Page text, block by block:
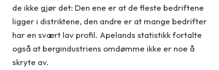
de ikke gjør det: Den ene er at de fleste bedriftene
ligger i distriktene, den andre er at mange bedrifter
har en svært lav profil. Apelands statistikk fortalte
også at bergindustriens omdømme ikke er noe å
skryte av.